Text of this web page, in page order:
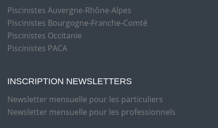
Piscinistes Auvergne-Rhône-Alpes
Piscinistes Bourgogne-Franche-Comté
Piscinistes Occitanie
Piscinistes PACA
INSCRIPTION NEWSLETTERS
Newsletter mensuelle pour les particuliers
Newsletter mensuelle pour les professionnels